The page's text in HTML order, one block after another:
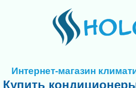
Интернет-магазин
Купить